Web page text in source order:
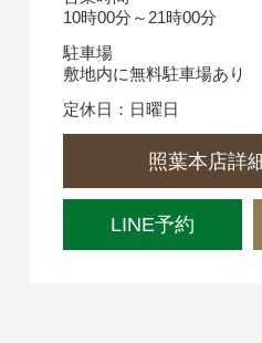
10時00分～21時00分
駐車場
敷地内に無料駐車場あり
定休日：日曜日
照葉本店詳
LINE予約